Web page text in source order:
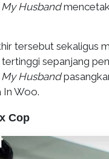
Husband
tersebut sekaligus
sepanjang
Husband
In Woo.
Cop